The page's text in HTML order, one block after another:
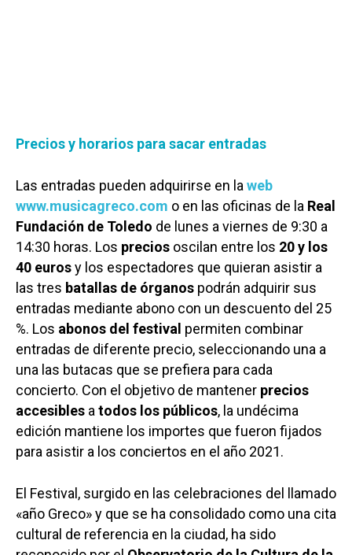
Precios y horarios para sacar entradas
Las entradas pueden adquirirse en laweb
www.musicagreco.com o en las oficinas de la Real
Fundación de Toledo de lunes a viernes de 9:30 a
14:30 horas. Los precios oscilan entre los 20 y los
40 eurosy los espectadores que quieran asistir a
las tres batallas de órganos podrán adquirir sus
entradas mediante abono con un descuento del 25
%. Los abonos del festival permiten combinar
entradas de diferente precio, seleccionando una a
una las butacas que se prefiera para cada
concierto. Con el objetivo de mantener precios
accesibles atodos los públicos, la undécima
edición mantiene los importes que fueron fijados
para asistir a los conciertos en el año 2021.
El Festival, surgido en las celebraciones del llamado
«año Greco» y que se ha consolidado como una cita
cultural de referencia en la ciudad, ha sido